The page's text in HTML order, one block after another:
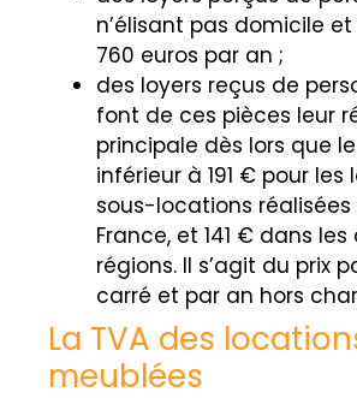
n’élisant pas domicile
760 euros par an ;
des loyers reçus de
font de ces pièces leur
principale dès lors que
inférieur à 191 € pour
sous-locations
France, et 141 € dans
régions. Il s’agit du prix
carré et par an hors
La TVA des
meublées